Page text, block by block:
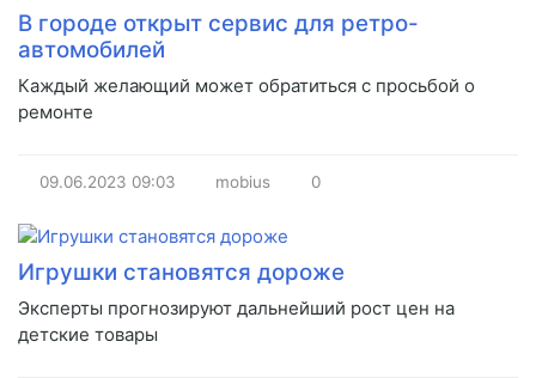
В городе открыт сервис для ретро-
автомобилей
Каждый желающий может обратиться с просьбой о
ремонте
09.06.2023 09:03 mobius 0
Игрушки становятся дороже
Эксперты прогнозируют дальнейший рост цен на
детские товары